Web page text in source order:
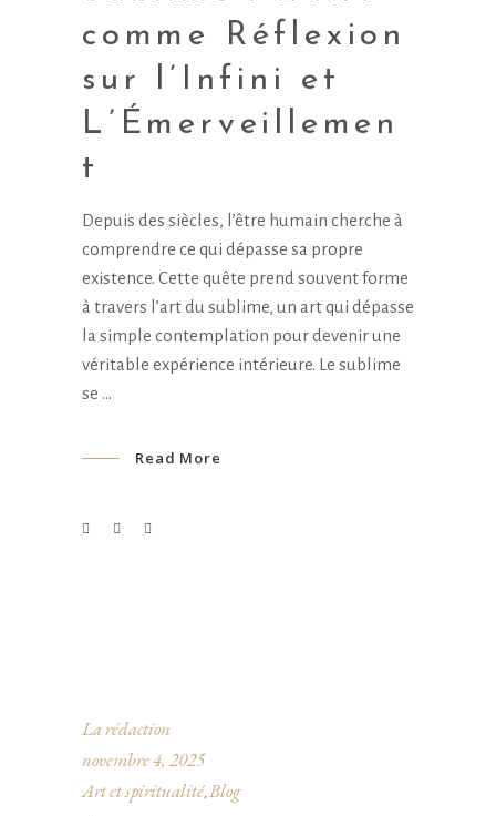
comme Réflexion
sur l’Infini et
L’Émerveillemen
t
Depuis des siècles, l’être humain cherche à
comprendre ce qui dépasse sa propre
existence. Cette quête prend souvent forme
à travers l’art du sublime, un art qui dépasse
la simple contemplation pour devenir une
véritable expérience intérieure. Le sublime
se
Read More
La rédaction
novembre 4, 2025
Art et spiritualité Blog